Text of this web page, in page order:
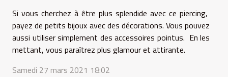
Si vous cherchez à être plus splendide avec ce piercing,
payez de petits bijoux avec des décorations. Vous pouvez
aussi utiliser simplement des accessoires pointus. En les
mettant, vous paraîtrez plus glamour et attirante.
Samedi 27 mars 2021 18:02